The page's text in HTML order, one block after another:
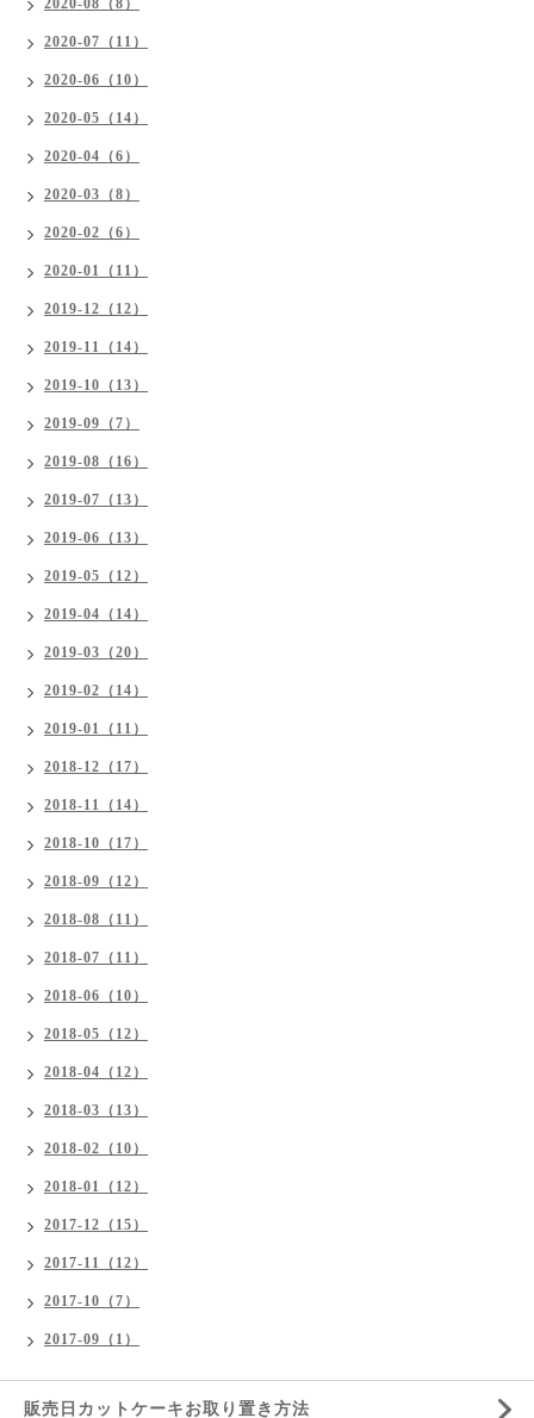
2020-07（11）
2020-06（10）
2020-05（14）
2020-04（6）
2020-03（8）
2020-02（6）
2020-01（11）
2019-12（12）
2019-11（14）
2019-10（13）
2019-09（7）
2019-08（16）
2019-07（13）
2019-06（13）
2019-05（12）
2019-04（14）
2019-03（20）
2019-02（14）
2019-01（11）
2018-12（17）
2018-11（14）
2018-10（17）
2018-09（12）
2018-08（11）
2018-07（11）
2018-06（10）
2018-05（12）
2018-04（12）
2018-03（13）
2018-02（10）
2018-01（12）
2017-12（15）
2017-11（12）
2017-10（7）
2017-09（1）
販売日カットケーキお取り置き方法